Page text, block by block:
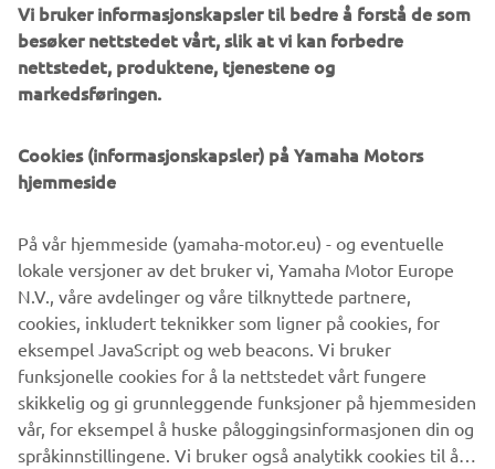
XSR125
Les mer
XSR125 PRODUCTION MODEL
Vi bruker informasjonskapsler til bedre å forstå de som
besøker nettstedet vårt, slik at vi kan forbedre
nettstedet, produktene, tjenestene og
markedsføringen.
Cookies (informasjonskapsler) på Yamaha Motors
hjemmeside
På vår hjemmeside (yamaha-motor.eu) - og eventuelle
lokale versjoner av det bruker vi, Yamaha Motor Europe
N.V., våre avdelinger og våre tilknyttede partnere,
cookies, inkludert teknikker som ligner på cookies, for
eksempel JavaScript og web beacons. Vi bruker
funksjonelle cookies for å la nettstedet vårt fungere
skikkelig og gi grunnleggende funksjoner på hjemmesiden
vår, for eksempel å huske påloggingsinformasjonen din og
språkinnstillingene. Vi bruker også analytikk cookies til å